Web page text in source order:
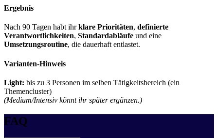
Ergebnis
Nach 90 Tagen habt ihrklare Prioritäten, definierte
Verantwortlichkeiten, Standardabläufe und eine
Umsetzungsroutine, die dauerhaft entlastet.
Varianten-Hinweis
Light: bis zu 3 Personen im selben Tätigkeitsbereich (ein
Themencluster)
(Medium/Intensiv könnt ihr später ergänzen.)
FAQ